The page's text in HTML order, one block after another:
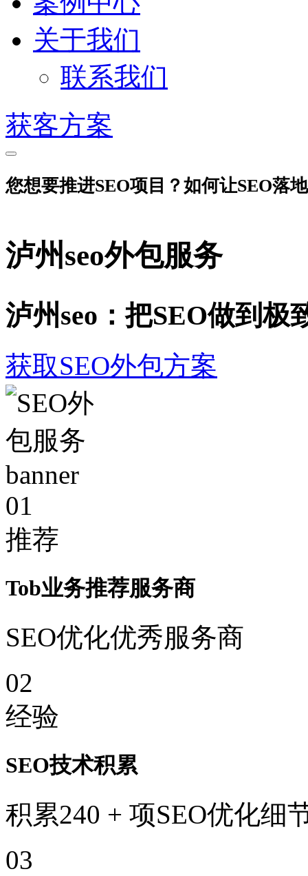
关于我们
联系我们
获客方案
您想要推进SEO项目？如何让SEO落
泸州seo外包服务
泸州seo：把SEO做到极
获取SEO外包方案
01
推荐
Tob业务推荐服务商
SEO优化优秀服务商
02
经验
SEO技术积累
积累240 + 项SEO优化细
03